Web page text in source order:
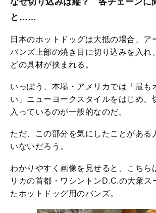
と……
日本のホットドッグは大抵の場合、ア
バンズ上部の焼き目に切り込みを入れ
どの具材が挟まれる。
いっぽう、本場・アメリカでは「最も
い」ニューヨークスタイルをはじめ、
入っているのが一般的なのだ。
ただ、この部分を気にしたことがある
いないだろう。
わかりやすく画像を見せると、こちら
リカの首都・ワシントンD.C.の大衆ス
たホットドッグ用のバンズ。